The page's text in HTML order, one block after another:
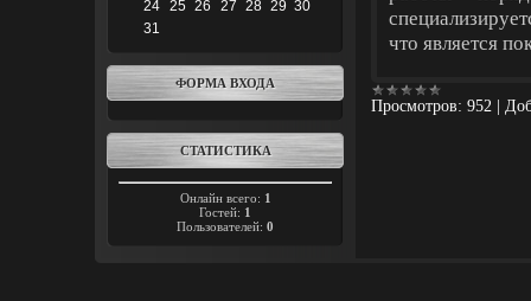
24
25 26 27 28 29 30
31
ФОРМА ВХОДА
СТАТИСТИКА
Онлайн всего: 1
Гостей: 1
Пользователей: 0
что является
Просмотров: 952